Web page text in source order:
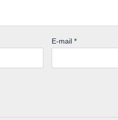
E-mail *